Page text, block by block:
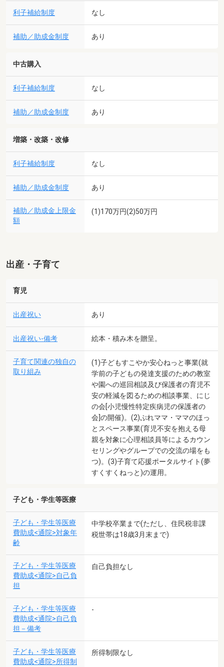
利子補給制度 なし
補助／助成金制度 あり
中古購入
利子補給制度 なし
補助／助成金制度 あり
増築・改築・改修
利子補給制度 なし
補助／助成金制度 あり
補助／助成金上限金
額
(1)170万円(2)50万円
出産・子育て
育児
出産祝い あり
出産祝い-備考 絵本・積み木を贈呈。
子育て関連の独自の
取り組み
(1)子どもすこやか安心ねっと事業(就
学前の子どもの発達支援のための教室
や園への巡回相談及び保護者の育児不
安の軽減を図るための相談事業、にじ
の会[小児慢性特定疾病児の保護者の
会]の開催)。(2)ぷれママ・ママのほっ
とスペース事業(育児不安を抱える母
親を対象に心理相談員等によるカウン
セリングやグループでの交流の場をも
つ)。(3)子育て応援ポータルサイト(夢
すくすくねっと)の運用。
子ども・学生等医療
子ども・学生等医療
費助成<通院>対象年
齢
中学校卒業まで(ただし、住民税非課
税世帯は18歳3月末まで)
子ども・学生等医療
費助成<通院>自己負
担
自己負担なし
子ども・学生等医療
費助成<通院>自己負
担－備考
-
子ども・学生等医療
費助成<通院>所得制
所得制限なし